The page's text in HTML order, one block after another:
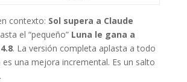
contexto: Sol supera a Claude
el “pequeño” Luna le gana a
. La versión completa aplasta a todo
una mejora incremental. Es un salto